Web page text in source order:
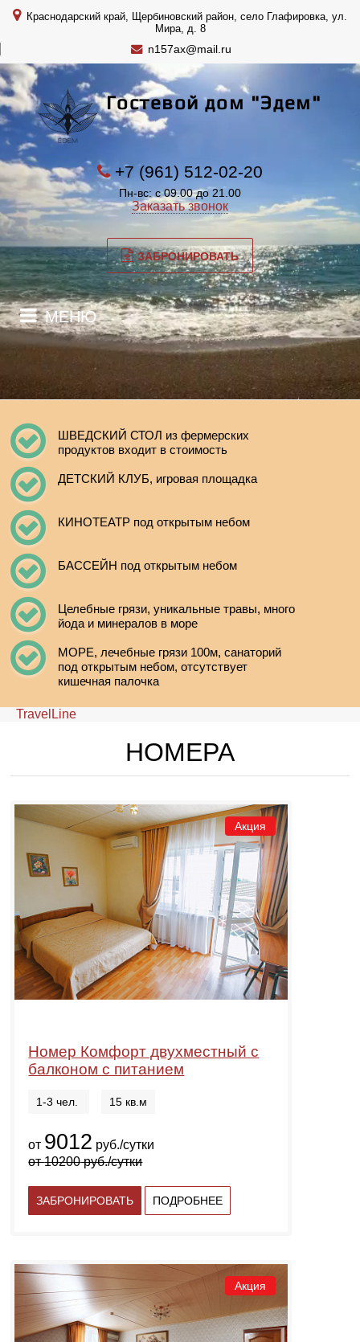
Краснодарский край, Щербиновский район, село Глафировка, ул.
Мира, д. 8
n157ax@mail.ru
Гостевой дом "Эдем"
+7 (961) 512-02-20
Пн-вс: с 09.00 до 21.00
Заказать звонок
ЗАБРОНИРОВАТЬ
МЕНЮ
ШВЕДСКИЙ СТОЛ из фермерских
продуктов входит в стоимость
ДЕТСКИЙ КЛУБ, игровая площадка
КИНОТЕАТР под открытым небом
БАССЕЙН под открытым небом
Целебные грязи, уникальные травы, много
йода и минералов в море
МОРЕ, лечебные грязи 100м, санаторий
под открытым небом, отсутствует
кишечная палочка
TravelLine
НОМЕРА
Акция
Номер Комфорт двухместный с
балконом с питанием
1-3 чел. 15 кв.м
от 9012 руб./сутки
от10200руб./сутки
ЗАБРОНИРОВАТЬ ПОДРОБНЕЕ
Акция